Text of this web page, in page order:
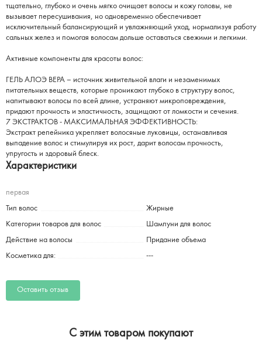
тщательно, глубоко и очень мягко очищает волосы и кожу головы, не
вызывает пересушивания, но одновременно обеспечивает
исключительный балансирующий и увлажняющий уход, нормализуя работу
сальных желез и помогая волосам дольше оставаться свежими и легкими.
Активные компоненты для красоты волос:
ГЕЛЬ АЛОЭ ВЕРА – источник живительной влаги и незаменимых
питательных веществ, которые проникают глубоко в структуру волос,
напитывают волосы по всей длине, устраняют микроповреждения,
придают прочность и эластичность, защищают от ломкости и сечения.
7 ЭКСТРАКТОВ - МАКСИМАЛЬНАЯ ЭФФЕКТИВНОСТЬ:
Экстракт репейника укрепляет волосяные луковицы, останавливая
выпадение волос и стимулируя их рост, дарит волосам прочность,
упругость и здоровый блеск.
Характеристики
первая
Тип волос Жирные
Категории товаров для волос Шампуни для волос
Действие на волосы Придание объема
Косметика для: ---
Оставить отзыв
C этим товаром покупают